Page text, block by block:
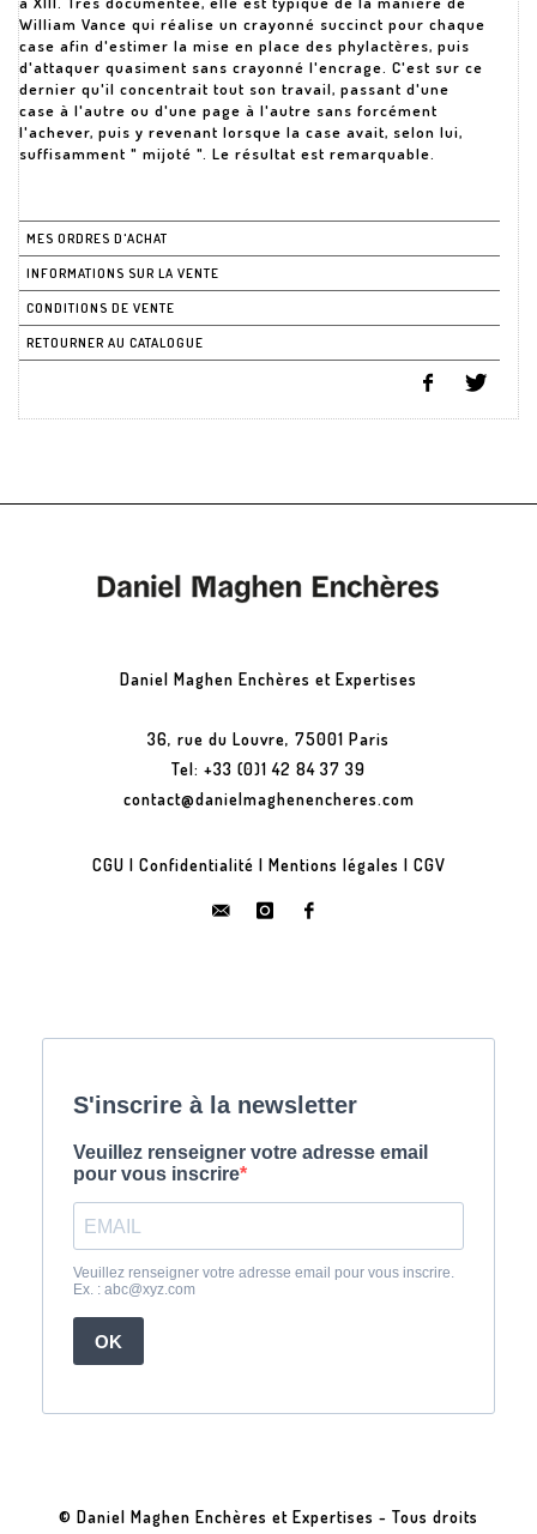
William Vance qui réalise un crayonné succinct pour chaque
case afin d'estimer la mise en place des phylactères, puis
d'attaquer quasiment sans crayonné l'encrage. C'est sur ce
dernier qu'il concentrait tout son travail, passant d'une
case à l'autre ou d'une page à l'autre sans forcément
l'achever, puis y revenant lorsque la case avait, selon lui,
suffisamment " mijoté ". Le résultat est remarquable.
MES ORDRES D'ACHAT
INFORMATIONS SUR LA VENTE
CONDITIONS DE VENTE
RETOURNER AU CATALOGUE
Daniel Maghen Enchères et Expertises
36, rue du Louvre, 75001 Paris
Tel: +33 (0)1 42 84 37 39
contact@danielmaghenencheres.com
CGU | Confidentialité | Mentions légales | CGV
© Daniel Maghen Enchères et Expertises - Tous droits